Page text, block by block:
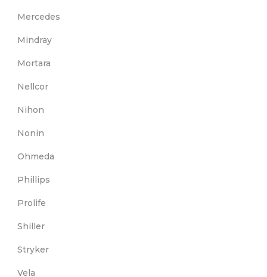
Mercedes
Mindray
Mortara
Nellcor
Nihon
Nonin
Ohmeda
Phillips
Prolife
Shiller
Stryker
Vela